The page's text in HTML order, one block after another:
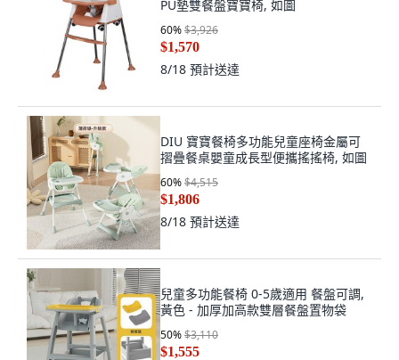
PU墊雙餐盤寶寶椅, 如圖
60%$3,926
$1,570
8/18 預計送達
DIU 寶寶餐椅多功能兒童座椅金屬可
摺疊餐桌嬰童成長型便攜搖搖椅, 如圖
60%$4,515
$1,806
8/18 預計送達
兒童多功能餐椅 0-5歲適用 餐盤可調,
黃色 - 加厚加高款雙層餐盤置物袋
50%$3,110
$1,555